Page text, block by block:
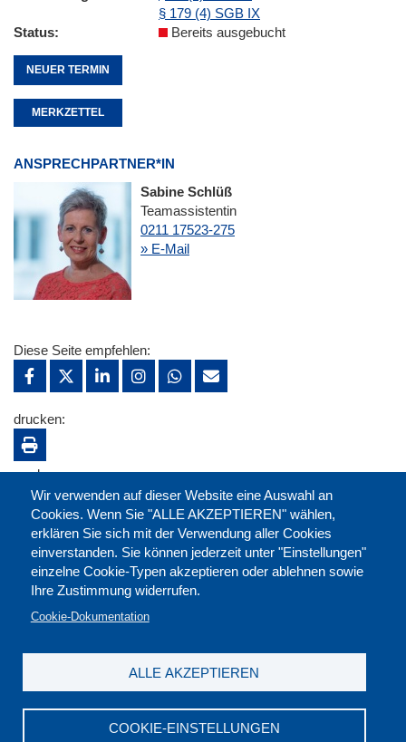
§ 179 (4) SGB IX
Status
Bereits ausgebucht
NEUER TERMIN
MERKZETTEL
ANSPRECHPARTNER*IN
Sabine Schlüß
Teamassistentin
0211 17523-275
» E-Mail
Wir verwenden auf dieser Website eine Auswahl an
Cookies. Wenn Sie "ALLE AKZEPTIEREN" wählen,
erklären Sie sich mit der Verwendung aller Cookies
einverstanden. Sie können jederzeit unter "Einstellungen"
einzelne Cookie-Typen akzeptieren oder ablehnen sowie
Ihre Zustimmung widerrufen.
Cookie-Dokumentation
COOKIE-EINSTELLUNGEN
ALLE AKZEPTIEREN
Diese Seite empfehlen:
drucken:
merken:
DGB-Bildungswerk NRW e.V. © 2026